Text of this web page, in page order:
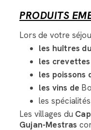
PRODUITS
Lors de votre
les huîtres
les
les poissons
les vins de
les
Les villages du
Gujan-Mestras